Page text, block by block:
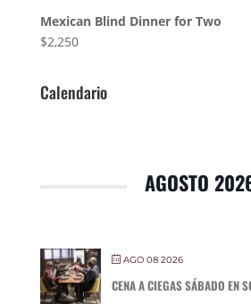
$1,500.$1,400.
Mexican Blind Dinner for Two
$2,250
Calendario
AGOSTO
AGO 08 2026
CENA A CIEGAS SÁBADO EN